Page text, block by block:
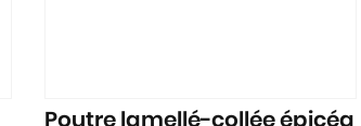
Poutre lamellé-collée épicéa